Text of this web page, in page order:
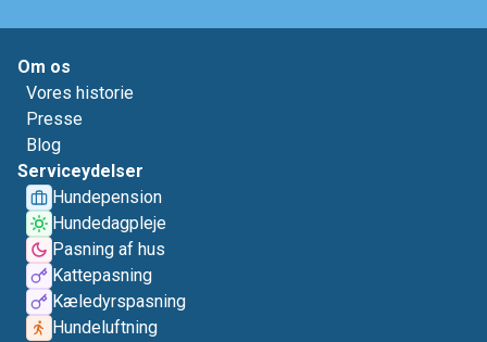
Om os
Vores historie
Presse
Blog
Serviceydelser
Hundepension
Hundedagpleje
Pasning af hus
Kattepasning
Kæledyrspasning
Hundeluftning